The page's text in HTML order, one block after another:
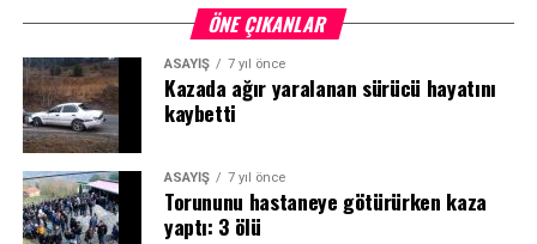
ÖNE ÇIKANLAR
ASAYİŞ 7 yıl önce
Kazada ağır yaralanan sürücü hayatını
kaybetti
ASAYİŞ 7 yıl önce
Torununu hastaneye götürürken kaza
yaptı: 3 ölü